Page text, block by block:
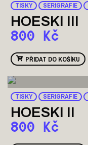
TISKY SERIGRAFIE
HOESKI III
800 Kč
PŘIDAT DO KOŠÍKU
TISKY SERIGRAFIE
HOESKI II
800 Kč